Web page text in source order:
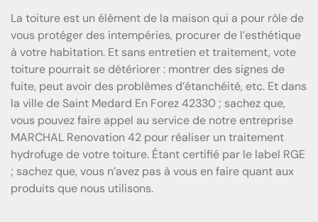
La toiture est un élément de la maison qui a pour rôle de
vous protéger des intempéries, procurer de l’esthétique
à votre habitation. Et sans entretien et traitement, vote
toiture pourrait se détériorer : montrer des signes de
fuite, peut avoir des problèmes d’étanchéité, etc. Et dans
la ville de Saint Medard En Forez 42330 ; sachez que,
vous pouvez faire appel au service de notre entreprise
MARCHAL Renovation 42 pour réaliser un traitement
hydrofuge de votre toiture. Étant certifié par le label RGE
; sachez que, vous n’avez pas à vous en faire quant aux
produits que nous utilisons.